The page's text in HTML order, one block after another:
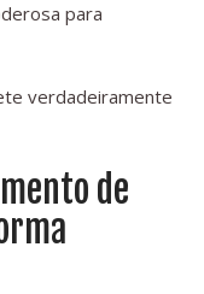
para
verdadeiramente
de